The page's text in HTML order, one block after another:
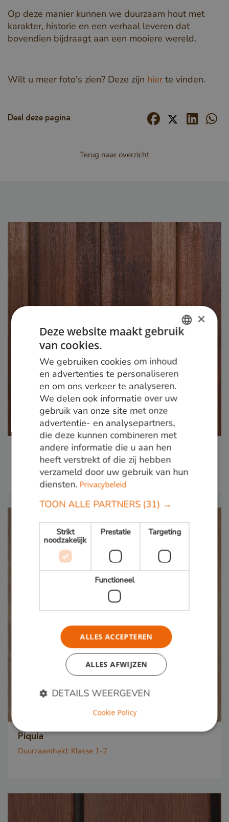
Op deze manier kunnen we duurzaam hout met
karakter, historie en een verhaal leveren dat
bovendien bijdraagt aan een mooiere wereld.
Wilt u meer foto's zien? Deze zijn hierte vinden.
Deel deze pagina
Terug naar overzicht
Curupay
Duurzaamheid:Klasse 1-2
Piquia
Duurzaamheid: Klasse 1-2
GERMAN
ENGLISH
×
Deze website maakt gebruik
van cookies.
We gebruiken cookies om inhoud
en advertenties te personaliseren
en om ons verkeer te analyseren.
We delen ook informatie over uw
gebruik van onze site met onze
advertentie- en analysepartners,
die deze kunnen combineren met
andere informatie die u aan hen
heeft verstrekt of die zij hebben
verzameld door uw gebruik van hun
diensten. Privacybeleid
TOON ALLE PARTNERS (31) →
Strikt
noodzakelijk
Prestatie Targeting
Functioneel
ALLES ACCEPTEREN
ALLES AFWIJZEN
DETAILS WEERGEVEN
Functioneel
website kan niet goed worden gebruikt zonder de
Cookie Policy